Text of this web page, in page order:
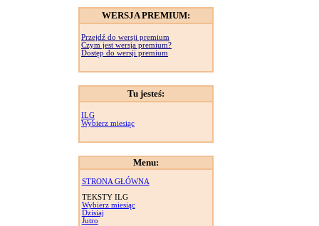
WERSJA PREMIUM:
Przejdź do wersji premium
Czym jest wersja premium?
Dostęp do wersji premium
Tu jesteś:
ILG
Wybierz miesiąc
Menu:
STRONA GŁÓWNA
TEKSTY ILG
Wybierz miesiąc
Dzisiaj
Jutro